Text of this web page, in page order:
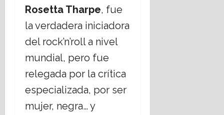
Rosetta Tharpe, fue
la verdadera iniciadora
del rock’n’roll a nivel
mundial, pero fue
relegada por la crítica
especializada, por ser
mujer, negra… y